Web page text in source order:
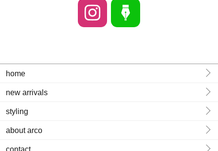
home
new arrivals
styling
about arco
contact